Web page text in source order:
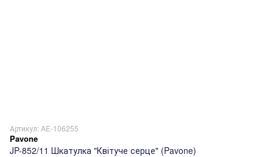
Артикул: AE-106255
Pavone
JP-852/11 Шкатулка "Квітуче серце" (Pavone)